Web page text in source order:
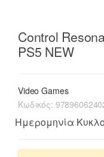
Control
PS5 NEW
Video Games
Κωδικός:
Ημερομηνία